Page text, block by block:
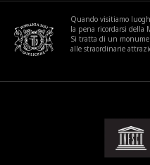
Quando visitiamo
la pena ricordarsi della
Si tratta di un
alle straordinarie